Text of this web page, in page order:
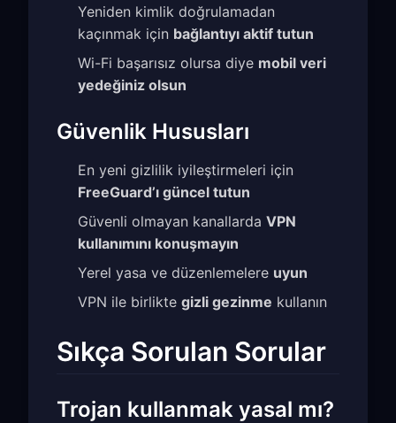
Yeniden kimlik doğrulamadan
kaçınmak için bağlantıyı aktif tutun
Wi-Fi başarısız olursa diye mobil veri
yedeğiniz olsun
Güvenlik Hususları
En yeni gizlilik iyileştirmeleri için
FreeGuard’ı güncel tutun
Güvenli olmayan kanallarda VPN
kullanımını konuşmayın
Yerel yasa ve düzenlemelere uyun
VPN ile birlikte gizli gezinme kullanın
Sıkça Sorulan Sorular
Trojan kullanmak yasal mı?